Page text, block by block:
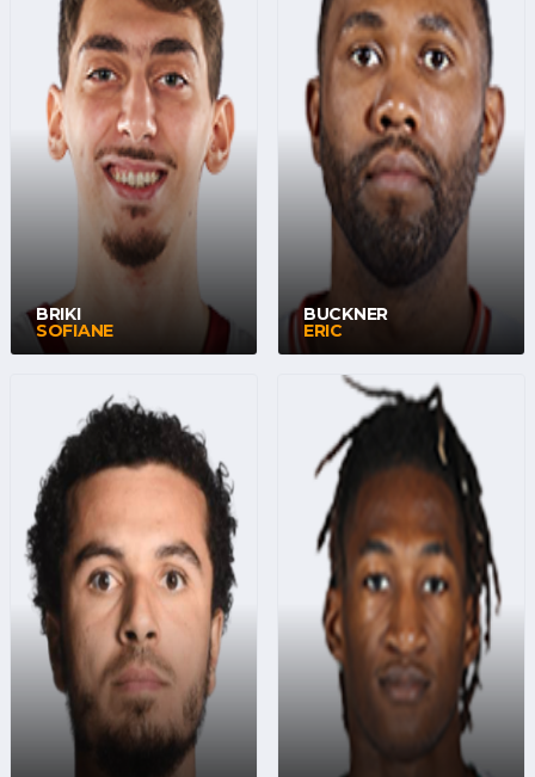
BRIKI
SOFIANE
BUCKNER
ERIC